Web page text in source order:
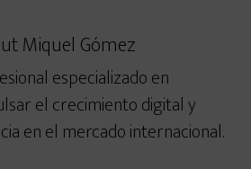
Miquel Gómez
especializado en
el crecimiento digital y
en el mercado internacional.